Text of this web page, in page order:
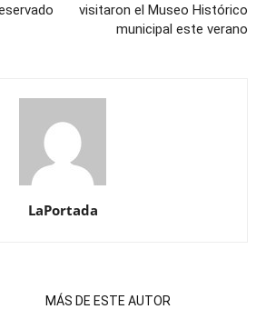
visitaron el Museo Histórico
municipal este verano
LaPortada
MÁS DE ESTE AUTOR